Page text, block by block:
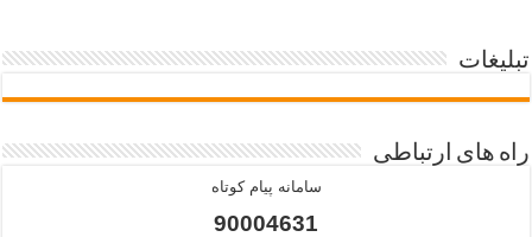
تبلیغات
راه های ارتباطی
سامانه پیام کوتاه
90004631